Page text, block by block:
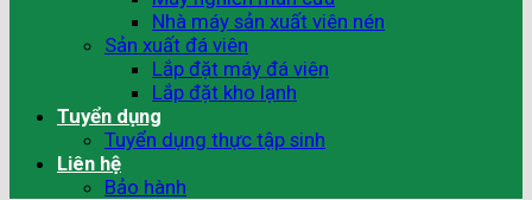
Nhà máy sản xuất viên nén
Sản xuất đá viên
Lắp đặt máy đá viên
Lắp đặt kho lạnh
Tuyển dụng
Tuyển dụng thực tập sinh
Liên hệ
Bảo hành